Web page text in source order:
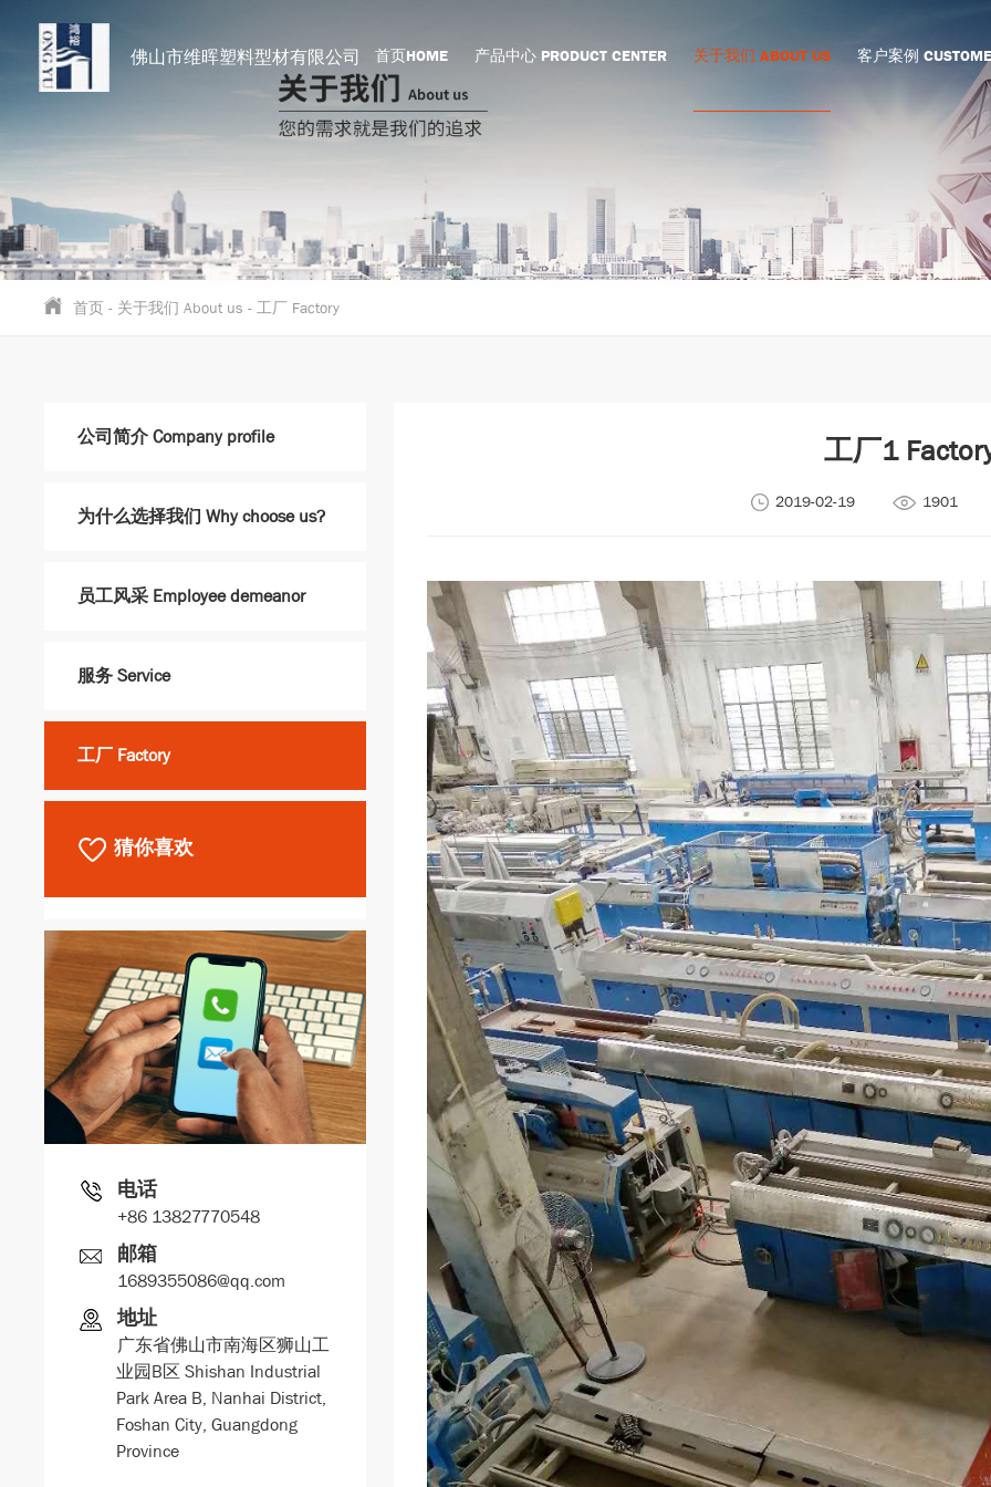
佛山市维晖塑料型材有限公司 首页HOME 产品中心 PRODUCT CENTER 关于我们 ABOUT US 客户案例
首页 - 关于我们 About us -工厂 Factory
工厂1
2019-02-19 1901
公司简介 Company profile
为什么选择我们 Why choose us?
员工风采 Employee demeanor
服务 Service
工厂 Factory
猜你喜欢
电话
+86 13827770548
邮箱
1689355086@qq.com
地址
广东省佛山市南海区狮山工
业园B区 Shishan Industrial
Park Area B, Nanhai District,
Foshan City, Guangdong
Province